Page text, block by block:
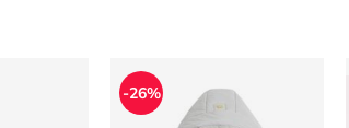
ColumbiaKurtka damska
-26%